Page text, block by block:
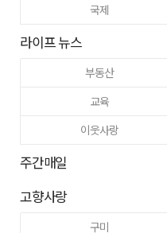
국제
라이프 뉴스
부동산
교육
이웃사랑
주간매일
고향사랑
구미